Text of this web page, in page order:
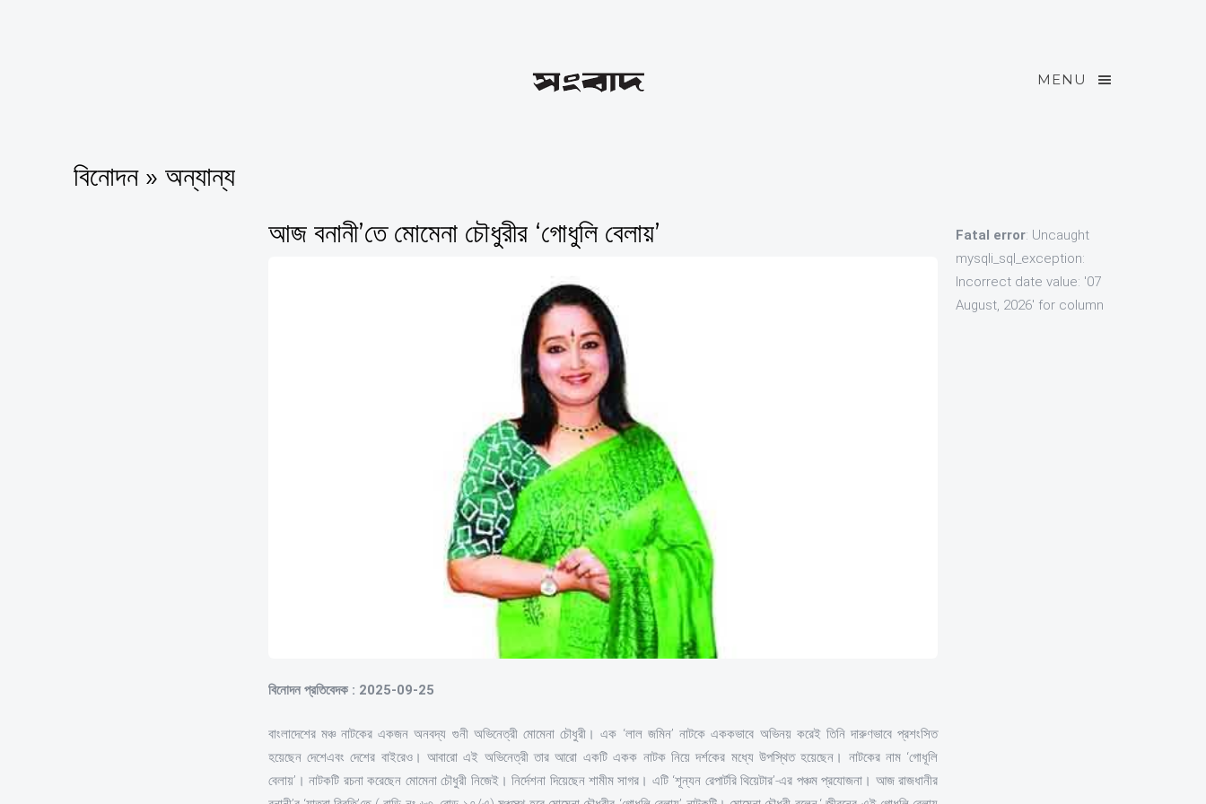
MENU
বিনোদন » অন্যান্য
আজ বনানী’তে মোমেনা চৌধুরীর ‘গোধুলি বেলায়’
বিনোদন প্রতিবেদক : 2025-09-25
বাংলাদেশের মঞ্চ নাটকের একজন অনবদ্য গুনী অভিনেত্রী মোমেনা চৌধুরী। এক ‘লাল জমিন’ নাটকে এককভাবে অভিনয় করেই তিনি দারুণভাবে প্রশংসিত
হয়েছেন দেশেএবং দেশের বাইরেও। আবারো এই অভিনেত্রী তার আরো একটি একক নাটক নিয়ে দর্শকের মধ্যে উপস্থিত হয়েছেন। নাটকের নাম ‘গোধূলি
বেলায়’। নাটকটি রচনা করেছেন মোমেনা চৌধুরী নিজেই। নির্দেশনা দিয়েছেন শামীম সাগর। এটি ‘শূন্যন রেপার্টরি থিয়েটার’-এর পঞ্চম প্রযোজনা। আজ রাজধানীর
Fatal error: Uncaught
mysqli_sql_exception:
Incorrect date value: '07
August, 2026' for column